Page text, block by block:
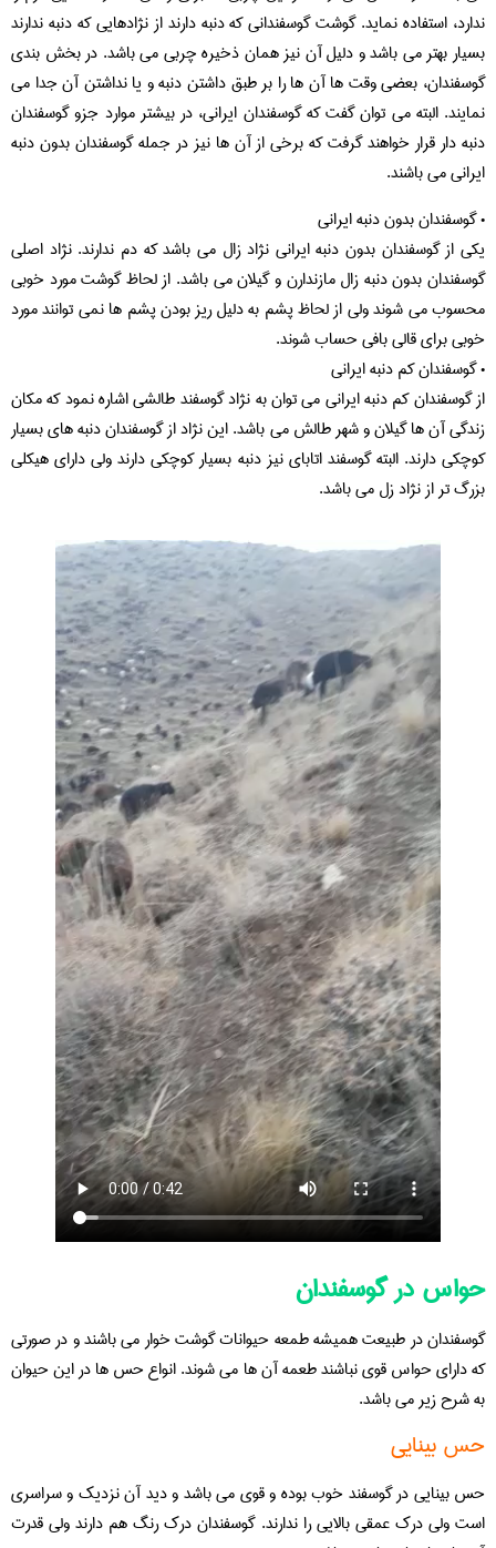
ندارد، استفاده نماید. گوشت گوسفندانی که دنبه دارند از نژادهایی که دنبه ندارند
بسیار بهتر می باشد و دلیل آن نیز همان ذخیره چربی می باشد. در بخش بندی
گوسفندان، بعضی وقت ها آن ها را بر طبق داشتن دنبه و یا نداشتن آن جدا می
نمایند. البته می توان گفت که گوسفندان ایرانی، در بیشتر موارد جزو گوسفندان
دنبه دار قرار خواهند گرفت که برخی از آن ها نیز در جمله گوسفندان بدون دنبه
ایرانی می باشند.
• گوسفندان بدون دنبه ایرانی
یکی از گوسفندان بدون دنبه ایرانی نژاد زال می باشد که دم ندارند. نژاد اصلی
گوسفندان بدون دنبه زال مازندارن و گیلان می باشد. از لحاظ گوشت مورد خوبی
محسوب می شوند ولی از لحاظ پشم به دلیل ریز بودن پشم ها نمی توانند مورد
خوبی برای قالی بافی حساب شوند.
• گوسفندان کم دنبه ایرانی
از گوسفندان کم دنبه ایرانی می توان به نژاد گوسفند طالشی اشاره نمود که مکان
زندگی آن ها گیلان و شهر طالش می باشد. این نژاد از گوسفندان دنبه های بسیار
کوچکی دارند. البته گوسفند اتابای نیز دنبه بسیار کوچکی دارند ولی دارای هیکلی
بزرگ تر از نژاد زل می باشد.
حواس در گوسفندان
گوسفندان در طبیعت همیشه طمعه حیوانات گوشت خوار می باشند و در صورتی
که دارای حواس قوی نباشند طعمه آن ها می شوند. انواع حس ها در این حیوان
به شرح زیر می باشد.
حس بینایی
حس بینایی در گوسفند خوب بوده و قوی می باشد و دید آن نزدیک و سراسری
است ولی درک عمقی بالایی را ندارند. گوسفندان درک رنگ هم دارند ولی قدرت